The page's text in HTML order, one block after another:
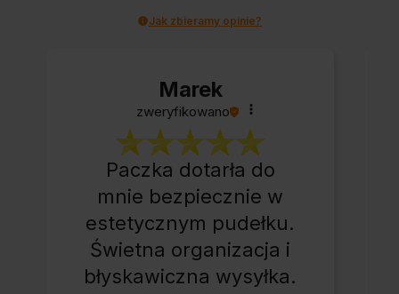
Jak zbieramy opinie?
Marek
zweryfikowano
Paczka dotarła do
mnie bezpiecznie w
estetycznym pudełku.
Świetna organizacja i
błyskawiczna wysyłka.